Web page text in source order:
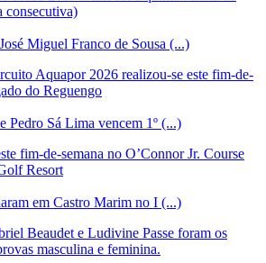
consecutiva)
Miguel Franco de Sousa (...)
Aquapor 2026 realizou-se este fim-de-
do Reguengo
Pedro Sá Lima vencem 1º (...)
fim-de-semana no O’Connor Jr. Course
Resort
em Castro Marim no I (...)
Beaudet e Ludivine Passe foram os
masculina e feminina.